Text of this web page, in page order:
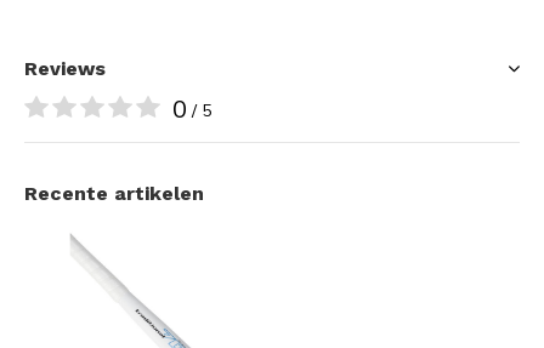
Reviews
0 / 5
Recente artikelen